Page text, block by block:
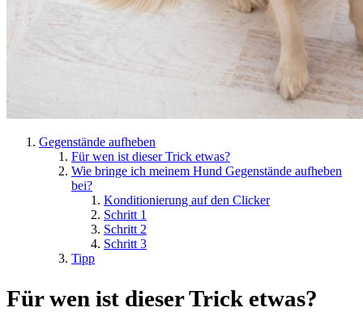
Gegenstände aufheben
Für wen ist dieser Trick etwas?
Wie bringe ich meinem Hund Gegenstände aufheben
bei?
Konditionierung auf den Clicker
Schritt 1
Schritt 2
Schritt 3
Tipp
Für wen ist dieser Trick etwas?